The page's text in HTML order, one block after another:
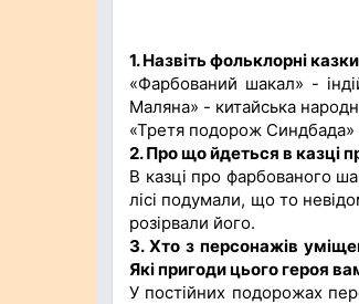
1. Назвіть фольклорні
«Фарбований шакал» -
Маляна» - китайська
«Третя подорож Синдбада»
2. Про що йдеться в казці
В казці про фарбованого
лісі подумали, що то
розірвали його.
3. Хто з персонажів
Які пригоди цього героя
У постійних подорожах